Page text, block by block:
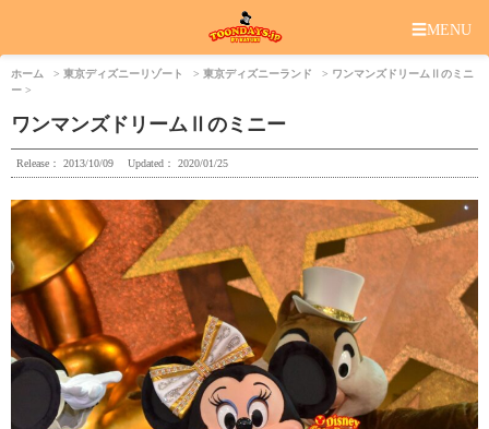
☰MENU
ホーム 東京ディズニーリゾート 東京ディズニーランド
ワンマンズドリームⅡのミニ
ー
ワンマンズドリームⅡのミニー
Release： 2013/10/09 Updated： 2020/01/25